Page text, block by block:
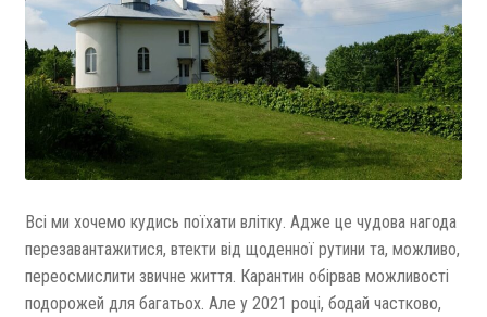
Всі ми хочемо кудись поїхати влітку. Адже це чудова нагода
перезавантажитися, втекти від щоденної рутини та, можливо,
переосмислити звичне життя. Карантин обірвав можливості
подорожей для багатьох. Але у 2021 році, бодай частково,